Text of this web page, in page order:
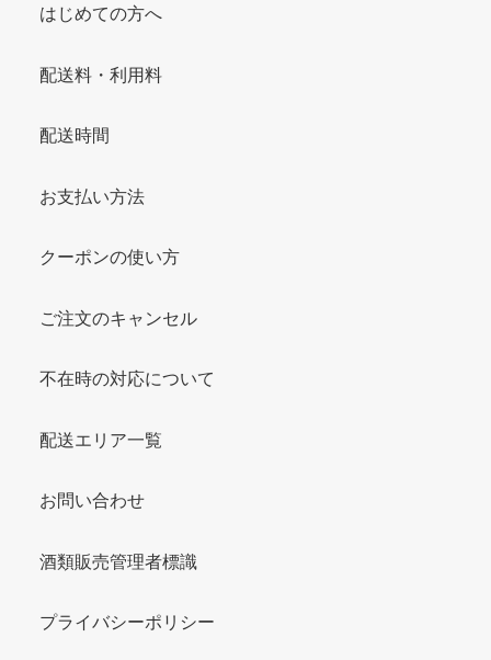
はじめての方へ
配送料・利用料
配送時間
お支払い方法
クーポンの使い方
ご注文のキャンセル
不在時の対応について
配送エリア一覧
お問い合わせ
酒類販売管理者標識
プライバシーポリシー